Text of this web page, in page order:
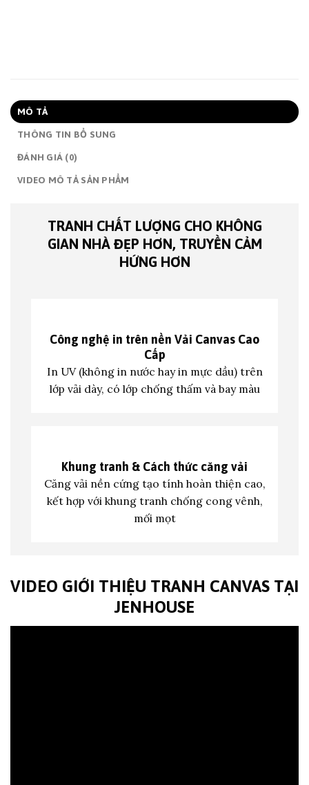
MÔ TẢ
THÔNG TIN BỔ SUNG
ĐÁNH GIÁ (0)
VIDEO MÔ TẢ SẢN PHẨM
TRANH CHẤT LƯỢNG CHO KHÔNG
GIAN NHÀ ĐẸP HƠN, TRUYỀN CẢM
HỨNG HƠN
Công nghệ in trên nền Vải Canvas Cao
Cấp
In UV (không in nước hay in mực dầu) trên
lớp vải dày, có lớp chống thấm và bay màu
Khung tranh & Cách thức căng vải
Căng vải nền cứng tạo tính hoàn thiện cao,
kết hợp với khung tranh chống cong vênh,
mối mọt
VIDEO GIỚI THIỆU TRANH CANVAS TẠI
JENHOUSE